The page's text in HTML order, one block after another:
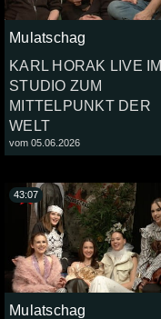
Mulatschag
KARL HORAK LIVE IM
STUDIO ZUM
MITTELPUNKT DER
WELT
vom 05.06.2026
Mulatschag
43:07